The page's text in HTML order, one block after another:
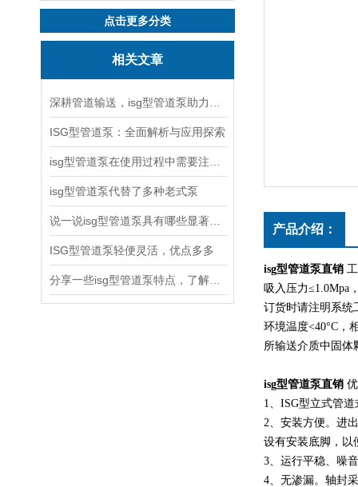
点击更多分类
相关文章
ISG型管道泵：全面解析与应用探索
isg型管道泵代替了多种老式泵
ISG型管道泵轻便灵活，优点多多
产品介绍：
isg型管道泵直销
吸入压力≤1.0Mpa
订货时请注明系
环境温度<40°C
所输送介质中固体
isg型管道泵直销
1、ISG型立式管
2、安装方便。进
设有安装底脚，以
3、运行平稳、噪
4、无渗漏。轴封